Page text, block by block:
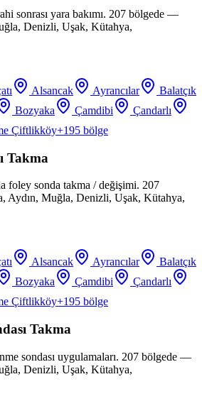
sonrası yara bakımı. 207 bölgede —
Denizli, Uşak, Kütahya,
Alsancak Ayrancılar
Balatçık
Bozyaka Çamdibi
Çandarlı
Çiftlikköy+195 bölge
Takma
foley sonda takma / değişimi. 207
Aydın, Muğla, Denizli, Uşak, Kütahya,
Alsancak Ayrancılar
Balatçık
Bozyaka Çamdibi
Çandarlı
Çiftlikköy+195 bölge
Takma
sondası uygulamaları. 207 bölgede —
Denizli, Uşak, Kütahya,